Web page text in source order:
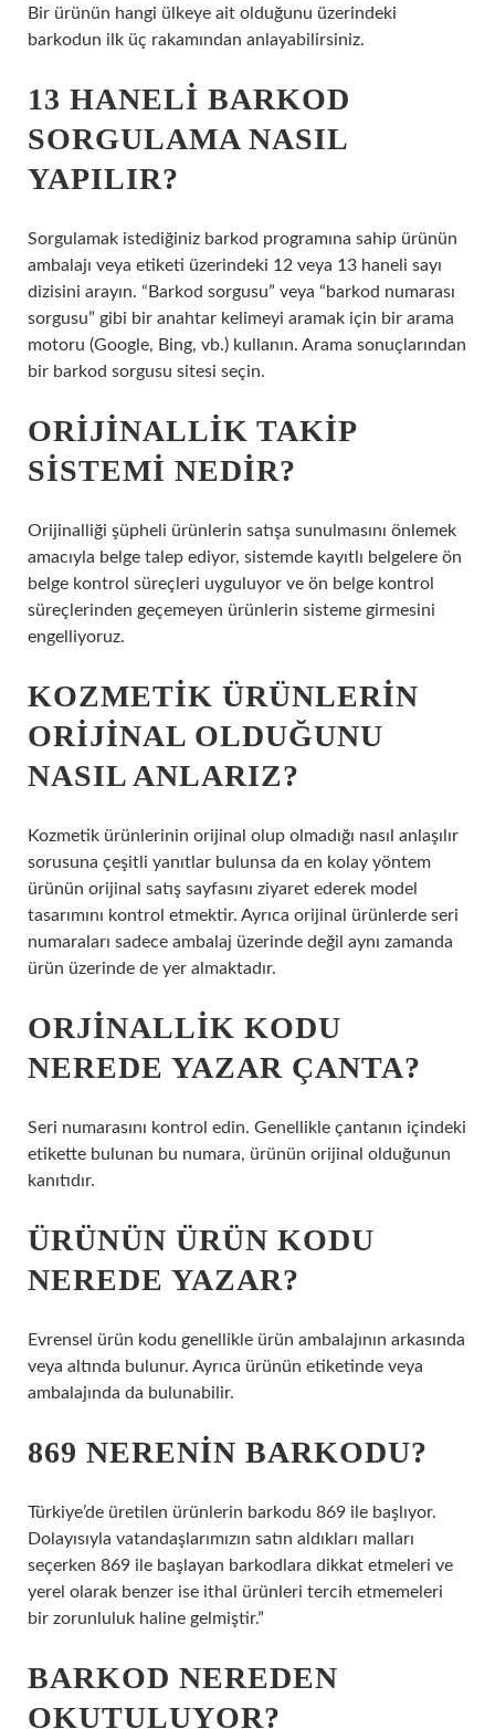
Bir ürünün hangi ülkeye ait olduğunu üzerindeki
barkodun ilk üç rakamından anlayabilirsiniz.
13 HANELI BARKOD
SORGULAMA NASIL
YAPILIR?
Sorgulamak istediğiniz barkod programına sahip ürünün
ambalajı veya etiketi üzerindeki 12 veya 13 haneli sayı
dizisini arayın. “Barkod sorgusu” veya “barkod numarası
sorgusu” gibi bir anahtar kelimeyi aramak için bir arama
motoru (Google, Bing, vb.) kullanın. Arama sonuçlarından
bir barkod sorgusu sitesi seçin.
ORIJINALLIK TAKIP
SISTEMI NEDIR?
Orijinalliği şüpheli ürünlerin satışa sunulmasını önlemek
amacıyla belge talep ediyor, sistemde kayıtlı belgelere ön
belge kontrol süreçleri uyguluyor ve ön belge kontrol
süreçlerinden geçemeyen ürünlerin sisteme girmesini
engelliyoruz.
KOZMETIK ÜRÜNLERIN
ORIJINAL OLDUĞUNU
NASIL ANLARIZ?
Kozmetik ürünlerinin orijinal olup olmadığı nasıl anlaşılır
sorusuna çeşitli yanıtlar bulunsa da en kolay yöntem
ürünün orijinal satış sayfasını ziyaret ederek model
tasarımını kontrol etmektir. Ayrıca orijinal ürünlerde seri
numaraları sadece ambalaj üzerinde değil aynı zamanda
ürün üzerinde de yer almaktadır.
ORJINALLIK KODU
NEREDE YAZAR ÇANTA?
Seri numarasını kontrol edin. Genellikle çantanın içindeki
etikette bulunan bu numara, ürünün orijinal olduğunun
kanıtıdır.
ÜRÜNÜN ÜRÜN KODU
NEREDE YAZAR?
Evrensel ürün kodu genellikle ürün ambalajının arkasında
veya altında bulunur. Ayrıca ürünün etiketinde veya
ambalajında ​​da bulunabilir.
869 NERENIN BARKODU?
Türkiye’de üretilen ürünlerin barkodu 869 ile başlıyor.
Dolayısıyla vatandaşlarımızın satın aldıkları malları
seçerken 869 ile başlayan barkodlara dikkat etmeleri ve
yerel olarak benzer ise ithal ürünleri tercih etmemeleri
bir zorunluluk haline gelmiştir.”
BARKOD NEREDEN
OKUTULUYOR?